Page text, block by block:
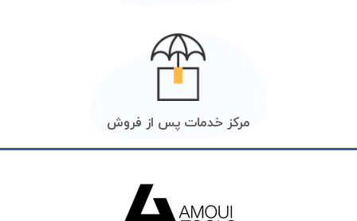
مرکز خدمات پس از فروش